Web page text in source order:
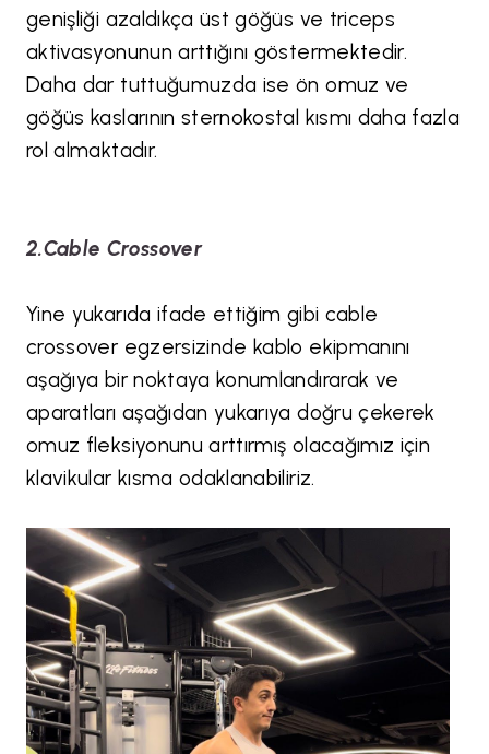
genişliği azaldıkça üst göğüs ve triceps
aktivasyonunun arttığını göstermektedir.
Daha dar tuttuğumuzda ise ön omuz ve
göğüs kaslarının sternokostal kısmı daha fazla
rol almaktadır.
2.Cable Crossover
Yine yukarıda ifade ettiğim gibi cable
crossover egzersizinde kablo ekipmanını
aşağıya bir noktaya konumlandırarak ve
aparatları aşağıdan yukarıya doğru çekerek
omuz fleksiyonunu arttırmış olacağımız için
klavikular kısma odaklanabiliriz.